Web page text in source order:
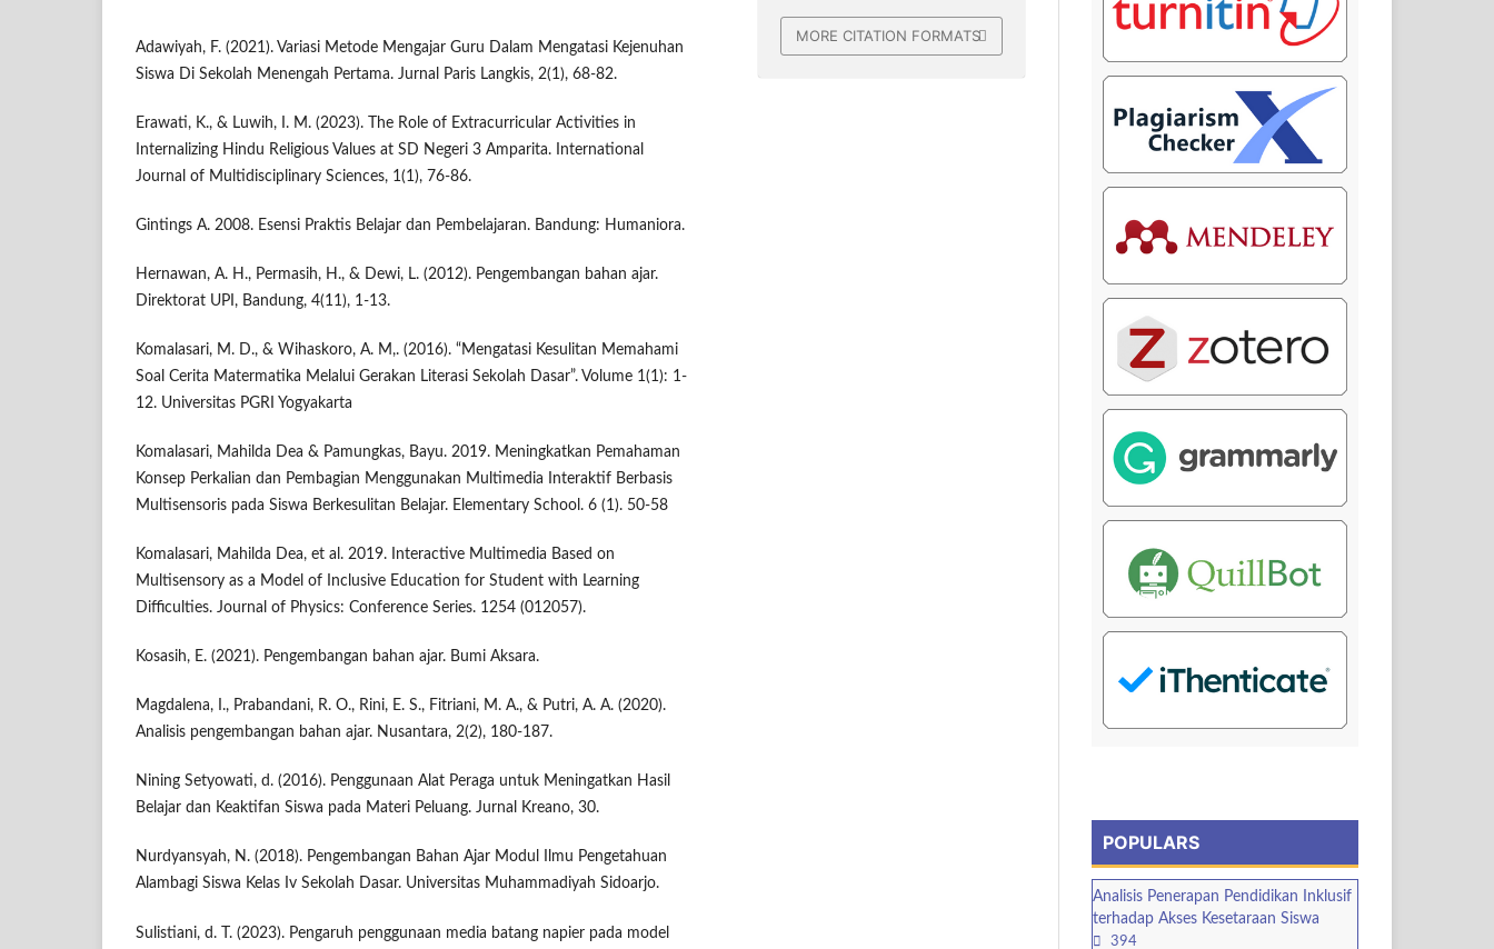
Adawiyah, F. (2021). Variasi Metode Mengajar Guru Dalam Mengatasi Kejenuhan
Siswa Di Sekolah Menengah Pertama. Jurnal Paris Langkis, 2(1), 68-82.
Erawati, K., & Luwih, I. M. (2023). The Role of Extracurricular Activities in
Internalizing Hindu Religious Values at SD Negeri 3 Amparita. International
Journal of Multidisciplinary Sciences, 1(1), 76-86.
Gintings A. 2008. Esensi Praktis Belajar dan Pembelajaran. Bandung: Humaniora.
Hernawan, A. H., Permasih, H., & Dewi, L. (2012). Pengembangan bahan ajar.
Direktorat UPI, Bandung, 4(11), 1-13.
Komalasari, M. D., & Wihaskoro, A. M,. (2016). “Mengatasi Kesulitan Memahami
Soal Cerita Matermatika Melalui Gerakan Literasi Sekolah Dasar”. Volume 1(1): 1-
12. Universitas PGRI Yogyakarta
Komalasari, Mahilda Dea & Pamungkas, Bayu. 2019. Meningkatkan Pemahaman
Konsep Perkalian dan Pembagian Menggunakan Multimedia Interaktif Berbasis
Multisensoris pada Siswa Berkesulitan Belajar. Elementary School. 6 (1). 50-58
Komalasari, Mahilda Dea, et al. 2019. Interactive Multimedia Based on
Multisensory as a Model of Inclusive Education for Student with Learning
Difficulties. Journal of Physics: Conference Series. 1254 (012057).
Kosasih, E. (2021). Pengembangan bahan ajar. Bumi Aksara.
Magdalena, I., Prabandani, R. O., Rini, E. S., Fitriani, M. A., & Putri, A. A. (2020).
Analisis pengembangan bahan ajar. Nusantara, 2(2), 180-187.
Nining Setyowati, d. (2016). Penggunaan Alat Peraga untuk Meningatkan Hasil
Belajar dan Keaktifan Siswa pada Materi Peluang. Jurnal Kreano, 30.
Nurdyansyah, N. (2018). Pengembangan Bahan Ajar Modul Ilmu Pengetahuan
Alambagi Siswa Kelas Iv Sekolah Dasar. Universitas Muhammadiyah Sidoarjo.
Sulistiani, d. T. (2023). Pengaruh penggunaan media batang napier pada model
MORE CITATION FORMATS
POPULARS
Analisis Penerapan Pendidikan Inklusif
terhadap Akses Kesetaraan Siswa
394